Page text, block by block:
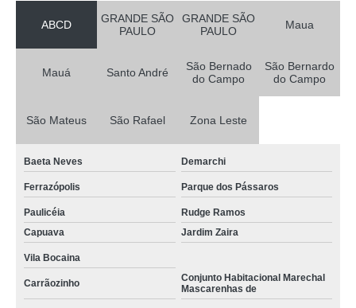
ABCD
GRANDE SÃO
PAULO
GRANDE SÃO
PAULO
Maua
Mauá Santo André
São Bernado
do Campo
São Bernardo
do Campo
São Mateus São Rafael Zona Leste
Baeta Neves Demarchi
Ferrazópolis Parque dos Pássaros
Paulicéia
Rudge Ramos
Capuava
Jardim Zaira
Vila Bocaina
Carrãozinho
Conjunto Habitacional Marechal
Mascarenhas de